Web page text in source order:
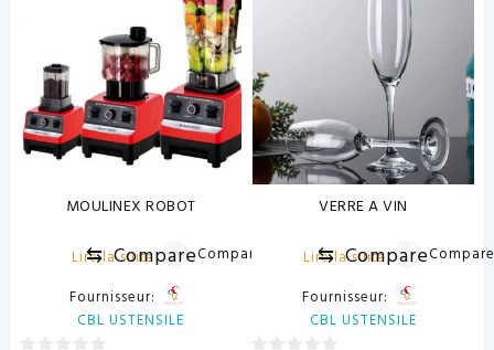
MOULINEX ROBOT
Lire la suite
⇆ CompareCompare
Fournisseur:
CBL USTENSILE
VERRE A VIN
Lire la suite
⇆ Compare
Fournisseur:
CBL USTENSILE